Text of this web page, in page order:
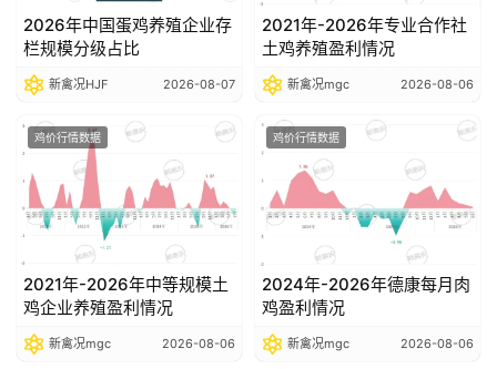
今
日
猪
价
2026年中国蛋鸡养殖企业存
栏规模分级占比
新禽况HJF 2026-08-07
2021年-2026年专业合作社
土鸡养殖盈利情况
新禽况mgc 2026-08-06
鸡价行情数据
2021年-2026年中等规模土
鸡企业养殖盈利情况
新禽况mgc 2026-08-06
鸡价行情数据
2024年-2026年德康每月肉
鸡盈利情况
新禽况mgc 2026-08-06